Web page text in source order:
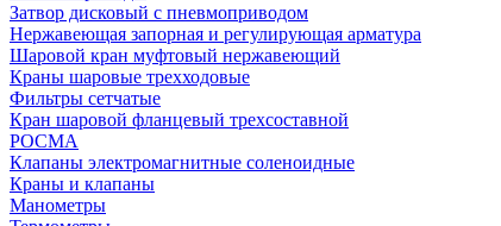
Затвор дисковый с пневмоприводом
Нержавеющая запорная и регулирующая арматура
Шаровой кран муфтовый нержавеющий
Краны шаровые трехходовые
Фильтры сетчатые
Кран шаровой фланцевый трехсоставной
РОСМА
Клапаны электромагнитные соленоидные
Краны и клапаны
Манометры